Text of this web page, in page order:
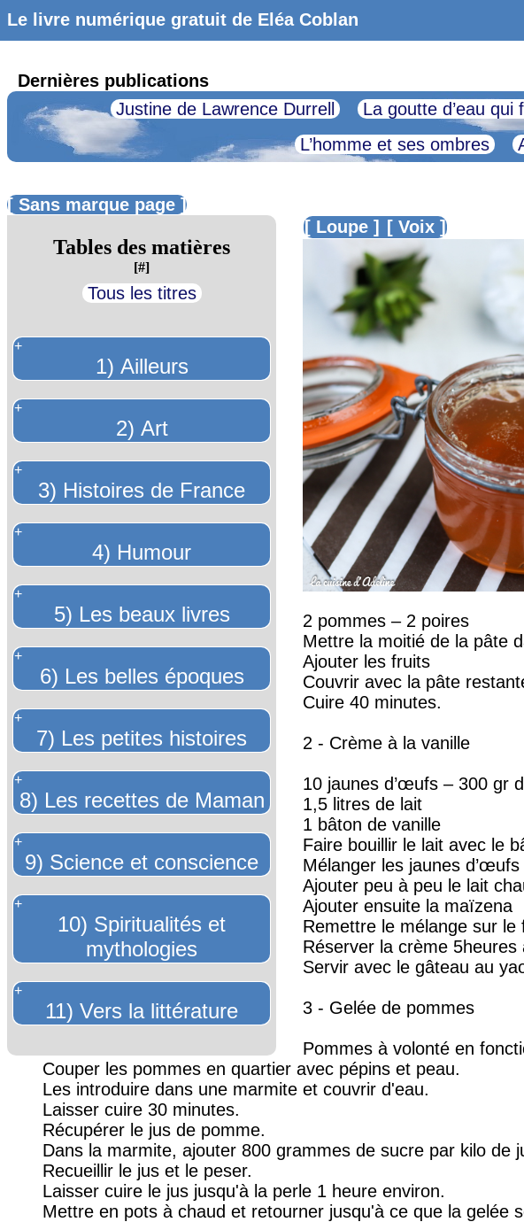
Le livre numérique gratuit de Eléa Coblan
Dernières publications
Justine de Lawrence Durrell
La goutte d’eau qui
L’homme et ses ombres
[ Sans marque page ]
Tables des matières
[#]
Tous les titres
+
1) Ailleurs
+
2) Art
+
3) Histoires de France
+
4) Humour
+
5) Les beaux livres
+
6) Les belles époques
+
7) Les petites histoires
+
8) Les recettes de Maman
+
9) Science et conscience
+
10) Spiritualités et
mythologies
+
11) Vers la littérature
[ Loupe ]
[ Voix ]
2 pommes – 2 poires
Mettre la moitié de la pâte
Ajouter les fruits
Couvrir avec la pâte
Cuire 40 minutes.
2 - Crème à la vanille
10 jaunes d’œufs – 300 gr
1,5 litres de lait
1 bâton de vanille
Faire bouillir le lait avec le
Mélanger les jaunes
Ajouter peu à peu le lait
Ajouter ensuite la maïzena
Remettre le mélange sur
Réserver la crème
Servir avec le gâteau au
3 - Gelée de pommes
Pommes à volonté en
Couper les pommes en quartier avec pépins et peau.
Les introduire dans une marmite et couvrir d'eau.
Laisser cuire 30 minutes.
Récupérer le jus de pomme.
Dans la marmite, ajouter 800 grammes de sucre par kilo de
Recueillir le jus et le peser.
Laisser cuire le jus jusqu'à la perle 1 heure environ.
Mettre en pots à chaud et retourner jusqu'à ce que la gelée